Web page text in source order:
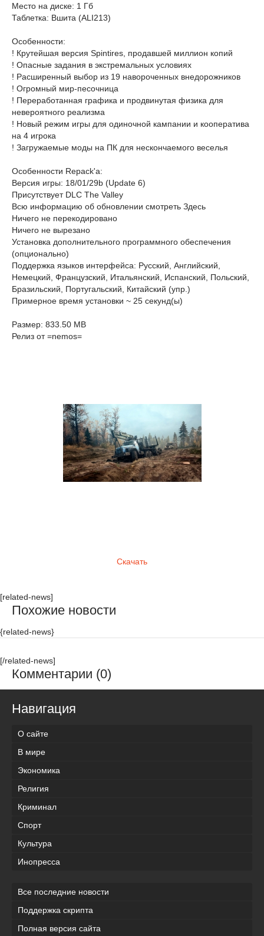
Место на диске: 1 Гб
Таблетка: Вшита (ALI213)
Особенности:
! Крутейшая версия Spintires, продавшей миллион копий
! Опасные задания в экстремальных условиях
! Расширенный выбор из 19 навороченных внедорожников
! Огромный мир-песочница
! Переработанная графика и продвинутая физика для
невероятного реализма
! Новый режим игры для одиночной кампании и кооператива
на 4 игрока
! Загружаемые моды на ПК для нескончаемого веселья
Особенности Repack'a:
Версия игры: 18/01/29b (Update 6)
Присутствует DLC The Valley
Всю информацию об обновлении смотреть Здесь
Ничего не перекодировано
Ничего не вырезано
Установка дополнительного программного обеспечения
(опционально)
Поддержка языков интерфейса: Русский, Английский,
Немецкий, Французский, Итальянский, Испанский, Польский,
Бразильский, Португальский, Китайский (упр.)
Примерное время установки ~ 25 секунд(ы)
Размер: 833.50 MB
Релиз от =nemos=
Скачать
[related-news]
Похожие новости
{related-news}
[/related-news]
Комментарии (0)
Навигация
О сайте
В мире
Экономика
Религия
Криминал
Спорт
Культура
Инопресса
Все последние новости
Поддержка скрипта
Полная версия сайта